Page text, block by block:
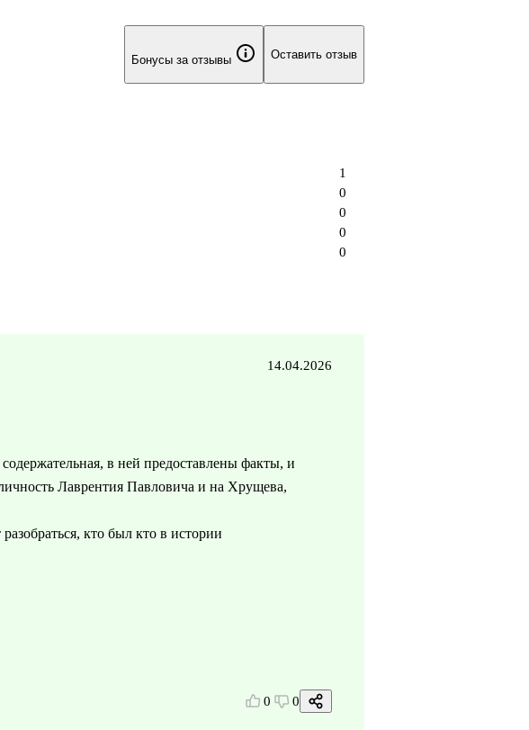
Бонусы за отзывы Оставить отзыв
0
0
0
0
1
14.04.2026
в ней предоставлены факты, и
Лаврентия Павловича и на Хрущева,
кто был кто в истории
0 0